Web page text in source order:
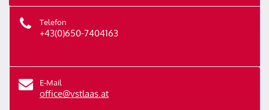
Telefon
+43(0)650-7404163
E-Mail
office@vstlaas.at